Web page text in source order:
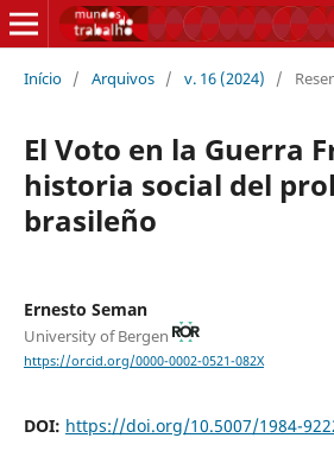
Início / Arquivos / v. 16 (2024) /
El Voto en la Guerra
historia social del
brasileño
Ernesto Seman
University of Bergen
https://orcid.org/0000-0002-0521-082X
DOI: https://doi.org/10.5007/1984-